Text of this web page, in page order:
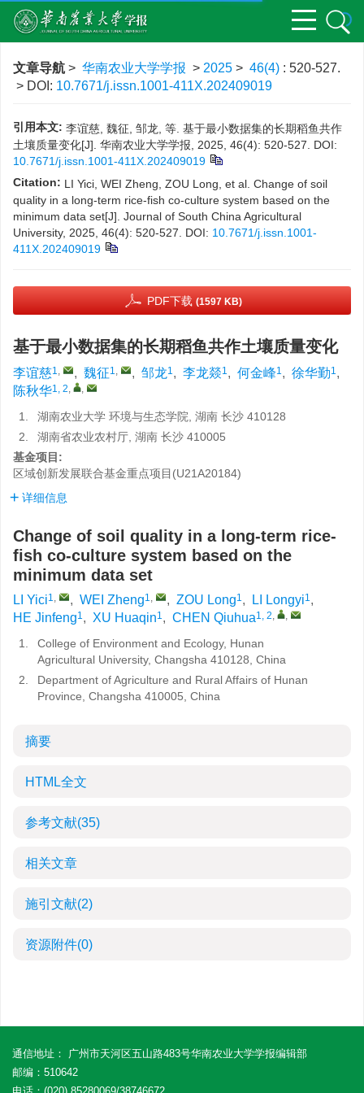
文章导航 > 华南农业大学学报 > 2025 > 46(4) : 520-527.
> DOI: 10.7671/j.issn.1001-411X.202409019
引用本文: 李谊慈, 魏征, 邹龙, 等. 基于最小数据集的长期稻鱼共作
土壤质量变化[J]. 华南农业大学学报, 2025, 46(4): 520-527.
DOI:
10.7671/j.issn.1001-411X.202409019
Citation: LI Yici, WEI Zheng, ZOU Long, et al. Change of soil
quality in a long-term rice-fish co-culture system based on the
minimum data set[J]. Journal of South China Agricultural
University, 2025, 46(4): 520-527.
DOI: 10.7671/j.issn.1001-
411X.202409019
PDF下载 (1597 KB)
基于最小数据集的长期稻鱼共作土壤质量变化
李谊慈1, , 魏征1, , 邹龙1, 李龙燚1, 何金峰1, 徐华勤1,
陈秋华1, 2, ,
1.
湖南农业大学 环境与生态学院, 湖南 长沙 410128
2.
湖南省农业农村厅, 湖南 长沙 410005
基金项目:
区域创新发展联合基金重点项目(U21A20184)
详细信息
Change of soil quality in a long-term rice-
fish co-culture system based on the
minimum data set
LI Yici1, , WEI Zheng1, , ZOU Long1, LI Longyi1,
HE Jinfeng1, XU Huaqin1, CHEN Qiuhua1, 2, ,
1.
College of Environment and Ecology, Hunan
Agricultural University, Changsha 410128, China
2.
Department of Agriculture and Rural Affairs of Hunan
Province, Changsha 410005, China
摘要
HTML全文
参考文献(35)
相关文章
施引文献(2)
资源附件(0)
通信地址： 广州市天河区五山路483号华南农业大学学报编辑部
邮编：510642